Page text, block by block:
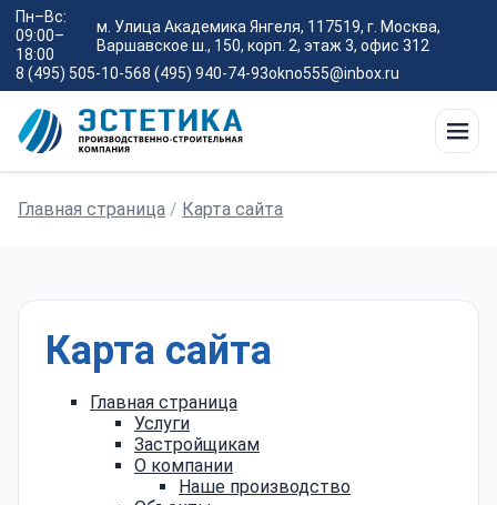
Пн–Вс:
09:00–
18:00
м. Улица Академика Янгеля, 117519, г. Москва,
Варшавское ш., 150, корп. 2, этаж 3, офис 312
8 (495) 505-10-568 (495) 940-74-93okno555@inbox.ru
Главная страница / Карта сайта
Карта сайта
Главная страница
Услуги
Застройщикам
О компании
Наше производство